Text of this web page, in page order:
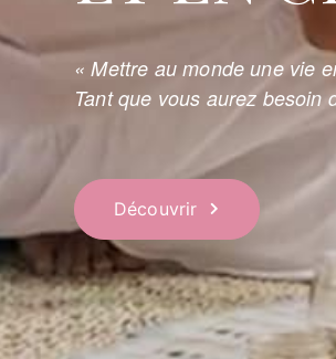
« Mettre au monde une vie
Tant que vous aurez besoin
Découvrir